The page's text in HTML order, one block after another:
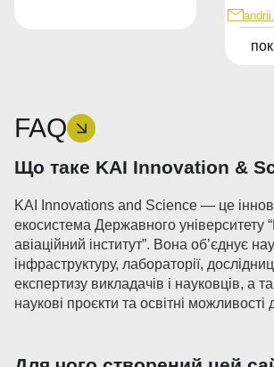
FAQ
Що таке KAI Innovation &
KAI Innovations and Science — це
екосистема Державного університету
авіаційний інститут”. Вона об’єднує
інфраструктуру, лабораторії,
експертизу викладачів і науковців, а
наукові проєкти та освітні можливості